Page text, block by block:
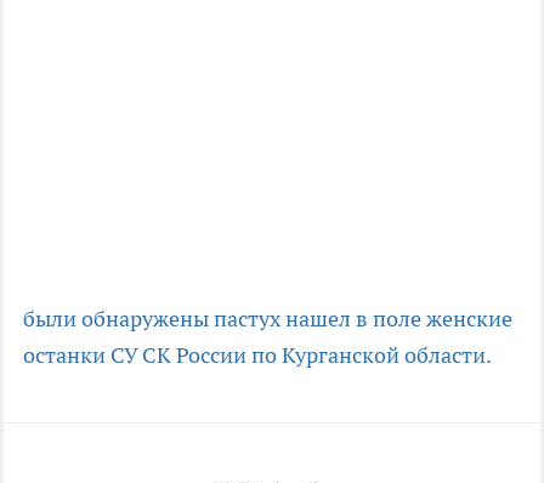
были обнаруженыпастух нашел в поле женские
останки СУ СК России по Курганской области.